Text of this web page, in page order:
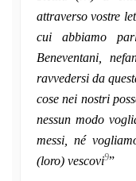
attraverso vostre
cui abbiamo
Beneventani,
ravvedersi da
cose nei nostri
nessun modo
messi, né
(loro) vescovi9”